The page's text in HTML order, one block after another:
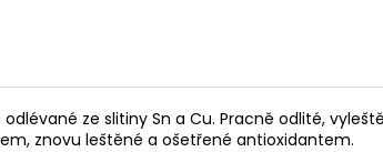
odlévané ze slitiny Sn a Cu. Pracně odlité,
znovu leštěné a ošetřené antioxidantem.